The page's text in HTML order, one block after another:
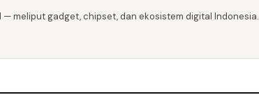
meliput gadget, chipset, dan ekosistem digital Indonesia.